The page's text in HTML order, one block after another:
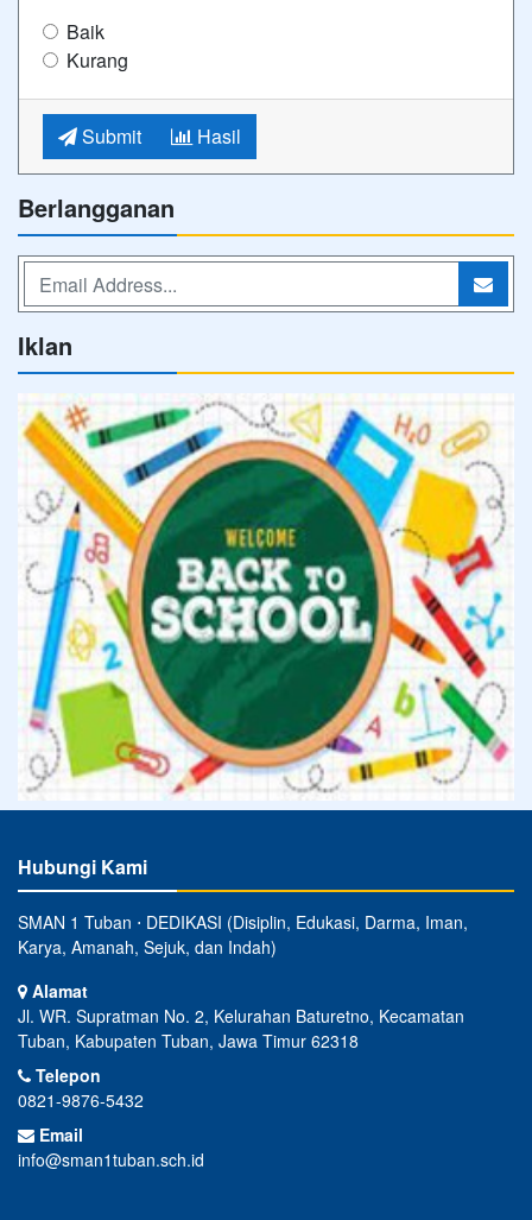
Baik
Kurang
Submit Hasil
Berlangganan
Iklan
Hubungi Kami
SMAN 1 Tuban ⋅ DEDIKASI (Disiplin, Edukasi, Darma, Iman,
Karya, Amanah, Sejuk, dan Indah)
Alamat
Jl. WR. Supratman No. 2, Kelurahan Baturetno, Kecamatan
Tuban, Kabupaten Tuban, Jawa Timur 62318
Telepon
0821-9876-5432
Email
info@sman1tuban.sch.id